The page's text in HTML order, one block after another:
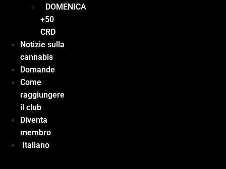
DOMENICA
+50
CRD
Notizie sulla
cannabis
Domande
Come
raggiungere
il club
Diventa
membro
Italiano